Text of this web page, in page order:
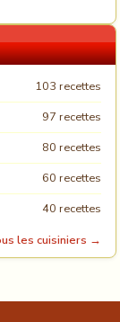
103 recettes
97 recettes
80 recettes
60 recettes
40 recettes
les cuisiniers →